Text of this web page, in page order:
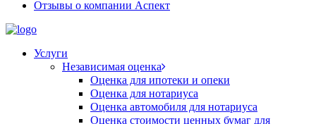
Отзывы о компании Аспект
Услуги
Независимая оценка
Оценка для ипотеки и опеки
Оценка для нотариуса
Оценка автомобиля для нотариуса
Оценка стоимости ценных бумаг для